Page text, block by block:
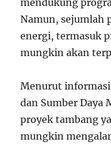
Namun, sejumlah
energi, termasuk
mungkin akan
Menurut
dan Sumber Daya
proyek tambang
mungkin